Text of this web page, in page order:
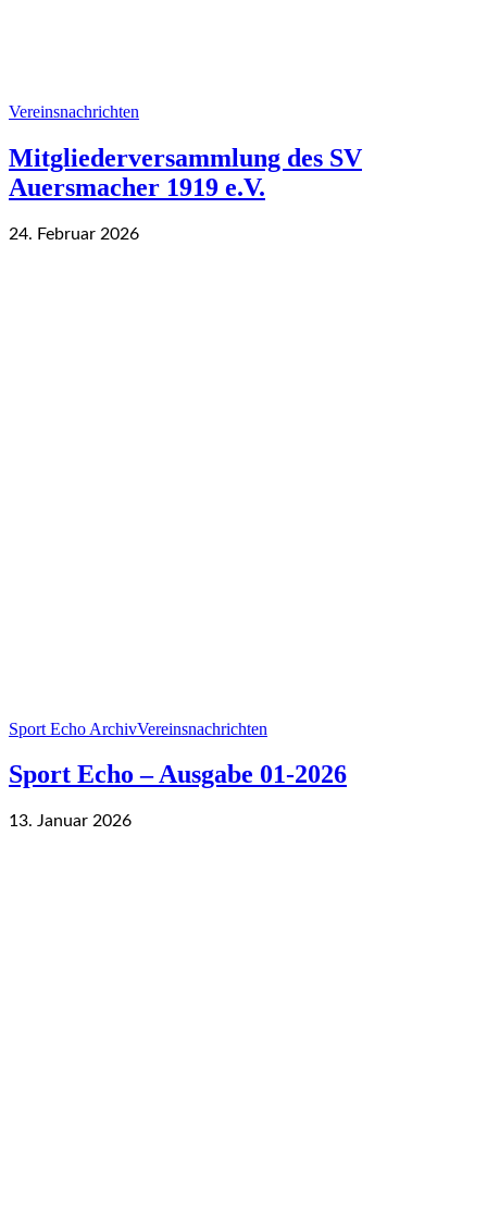
Vereinsnachrichten
Mitgliederversammlung des SV
Auersmacher 1919 e.V.
24. Februar 2026
Sport Echo ArchivVereinsnachrichten
Sport Echo – Ausgabe 01-2026
13. Januar 2026